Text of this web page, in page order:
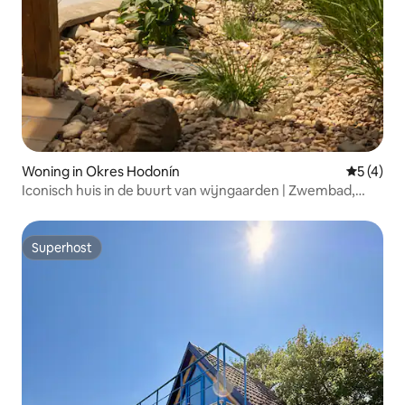
Woning in Okres Hodonín
5 (4)
Iconisch huis in de buurt van wijngaarden | Zwembad,
Superhost
Superhost